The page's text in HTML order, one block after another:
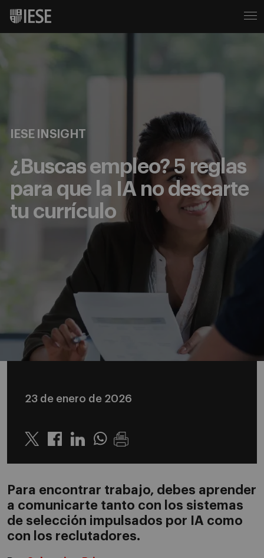
IESE INSIGHT
¿Buscas empleo? 5 reglas
para que la IA no descarte
tu currículo
23 de enero de 2026
Twitter LinkedinWhatsapp
Para encontrar trabajo, debes aprender
a comunicarte tanto con los sistemas
de selección impulsados por IA como
con los reclutadores.